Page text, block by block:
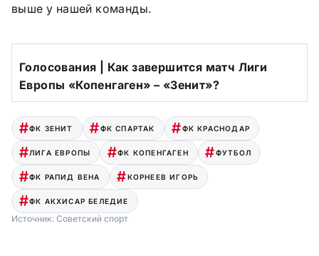
выше у нашей команды.
Голосования | Как завершится матч Лиги
Европы «Копенгаген» – «Зенит»?
ФК ЗЕНИТ ФК СПАРТАК ФК КРАСНОДАР
ЛИГА ЕВРОПЫ ФК КОПЕНГАГЕН ФУТБОЛ
ФК РАПИД ВЕНА КОРНЕЕВ ИГОРЬ
ФК АКХИСАР БЕЛЕДИЕ
Источник: Советский спорт